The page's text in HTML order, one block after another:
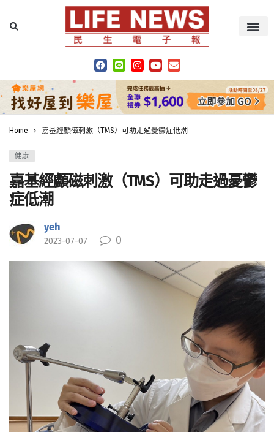
Home 嘉基經顱磁刺激（TMS）可助走過憂鬱症低潮
健康
嘉基經顱磁刺激（TMS）可助走過憂鬱
症低潮
yeh
2023-07-07 0